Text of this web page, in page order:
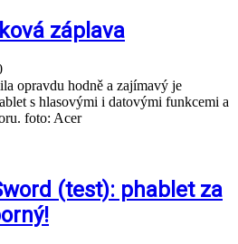
záplava
opravdu hodně a zajímavý je
s hlasovými i datovými funkcemi a
foto: Acer
(test): phablet za